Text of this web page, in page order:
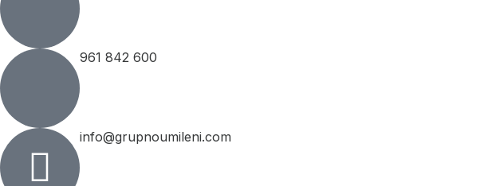
961 842 600
info@grupnoumileni.com